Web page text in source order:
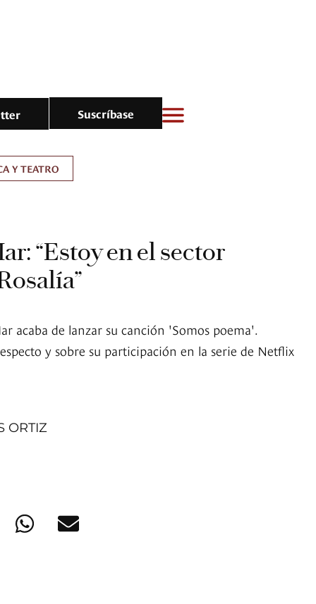
Suscríbase
Y TEATRO
“Estoy en el sector
acaba de lanzar su canción 'Somos poema'.
y sobre su participación en la serie de Netflix
ORTIZ